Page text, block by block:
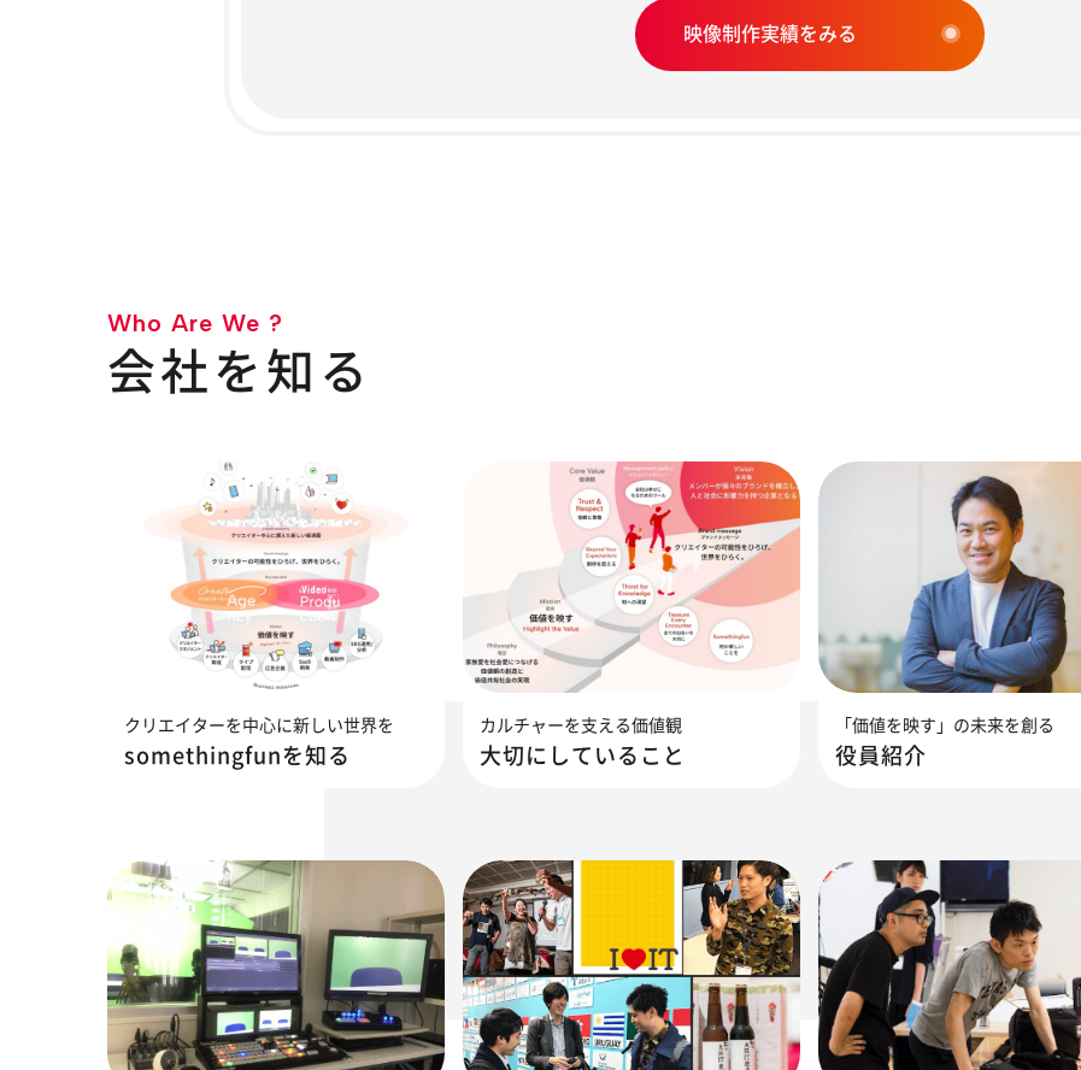
映像制作実績をみる
Who Are We ?
会社を知る
クリエイターを中心に新しい世界を
somethingfunを知る
カルチャーを支える価値観
大切にしていること
「価値を映す」の未来を創る
役員紹介